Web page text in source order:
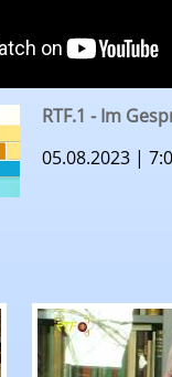
RTF.1 - Im
05.08.2023 |
und Cindy
RTF.1 Im